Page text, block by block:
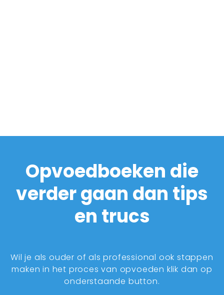
Opvoedboeken die
verder gaan dan tips
en trucs
Wil je als ouder of als professional ook stappen
maken in het proces van opvoeden klik dan op
onderstaande button.